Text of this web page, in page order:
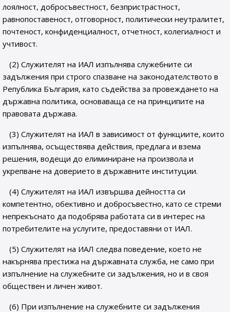
лоялност, добросъвестност, безпристрастност,
равнопоставеност, отговорност, политически неутралитет,
почтеност, конфиденциалност, отчетност, колегиалност и
учтивост.
(2) Служителят на ИАЛ изпълнява служебните си
задължения при строго спазване на законодателството в
Република България, като съдейства за провеждането на
държавна политика, основаваща се на принципите на
правовата държава.
(3) Служителят на ИАЛ в зависимост от функциите, които
изпълнява, осъществява действия, предлага и взема
решения, водещи до елиминиране на произвола и
укрепване на доверието в държавните институции.
(4) Служителят на ИАЛ извършва дейността си
компетентно, обективно и добросъвестно, като се стреми
непрекъснато да подобрява работата си в интерес на
потребителите на услугите, предоставяни от ИАЛ.
(5) Служителят на ИАЛ следва поведение, което не
накърнява престижа на държавната служба, не само при
изпълнение на служебните си задължения, но и в своя
обществен и личен живот.
(6) При изпълнение на служебните си задължения